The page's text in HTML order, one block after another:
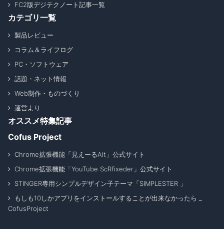
FC2版デジテクノート記事一覧
カテゴリ一覧
製品レビュー
コラム＆ライフログ
PC・ソフトウェア
話題・ネット情報
Web制作・ものづくり
運営より
オススメ特集記事
Cofus Project
Chrome拡張機能「見えーるAlt」公式サイト
Chrome拡張機能「YouTube ScRfixeder」公式サイト
STINGER専用シンプルデザイン子テーマ「SIMPLESTER 」
もしも10しかアプリをインストールすることが出来なかったら _
CofusProject